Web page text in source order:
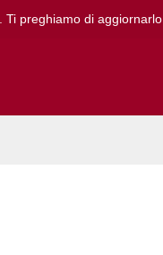
preghiamo di aggiornarlo.